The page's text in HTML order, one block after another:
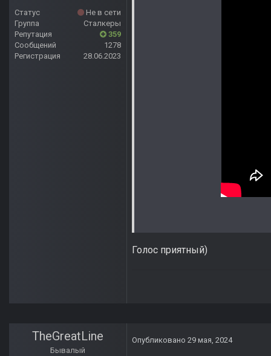
Статус
Не в сети
Группа
Сталкеры
Репутация
359
Сообщений
1278
Регистрация
28.06.2023
Голос приятный)
TheGreatLine
Бывалый
Опубликовано 29 мая, 2024